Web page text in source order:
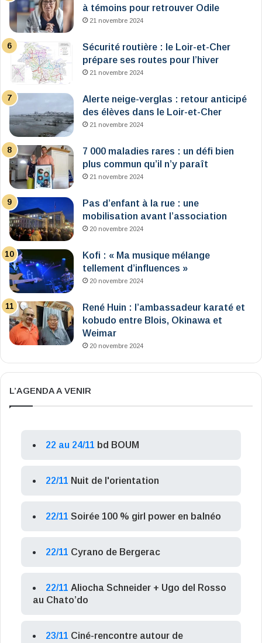
à témoins pour retrouver Odile
21 novembre 2024
Sécurité routière : le Loir-et-Cher
prépare ses routes pour l’hiver
21 novembre 2024
Alerte neige-verglas : retour anticipé
des élèves dans le Loir-et-Cher
21 novembre 2024
7 000 maladies rares : un défi bien
plus commun qu’il n’y paraît
21 novembre 2024
Pas d’enfant à la rue : une
mobilisation avant l’association
20 novembre 2024
Kofi : « Ma musique mélange
tellement d’influences »
20 novembre 2024
René Huin : l’ambassadeur karaté et
kobudo entre Blois, Okinawa et
Weimar
20 novembre 2024
L’AGENDA A VENIR
22 au 24/11 bd BOUM
22/11 Nuit de l'orientation
22/11 Soirée 100 % girl power en balnéo
22/11 Cyrano de Bergerac
22/11 Aliocha Schneider + Ugo del Rosso
au Chato’do
23/11 Ciné-rencontre autour de